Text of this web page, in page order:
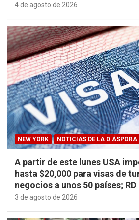
4 de agosto de 2026
NEW YORK NOTICIAS DE LA DIÁSPORA
A partir de este lunes USA
hasta $20,000 para visas de
negocios a unos 50 países;
3 de agosto de 2026